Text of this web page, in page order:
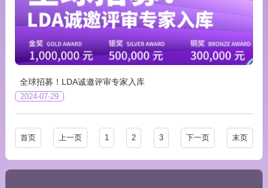
全球招募！LDA诚邀评审专家入库
2024-07-29
首页 上一页 1 2 3 下一页 末页